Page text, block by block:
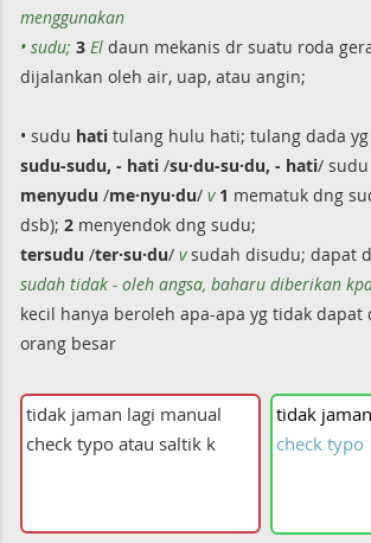
menggunakan
• sudu; 3 El daun mekanis dr suatu roda
dijalankan oleh air, uap, atau angin;
• sudu hati tulang hulu hati; tulang dada
sudu-sudu, - hati /su·du-su·du, - hati/
menyudu /me·nyu·du/ v 1 mematuk dng
dsb); 2 menyendok dng sudu;
tersudu /ter·su·du/ vsudah disudu; dapat
sudah tidak - oleh angsa, baharu diberikan
kecil hanya beroleh apa-apa yg tidak dapat
orang besar
tidak jaman
check typo